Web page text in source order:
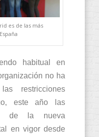
es de las más
habitual en
no ha
restricciones
este año las
de la nueva
en vigor desde